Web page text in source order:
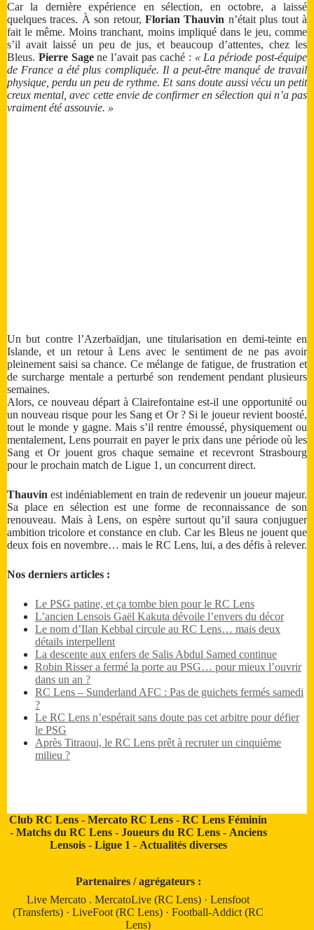
Car la dernière expérience en sélection, en octobre, a laissé
quelques traces. À son retour, Florian Thauvin n’était plus tout à
fait le même. Moins tranchant, moins impliqué dans le jeu, comme
s’il avait laissé un peu de jus, et beaucoup d’attentes, chez les
Bleus. Pierre Sagene l’avait pas caché : « La période post-équipe
de France a été plus compliquée. Il a peut-être manqué de travail
physique, perdu un peu de rythme. Et sans doute aussi vécu un petit
creux mental, avec cette envie de confirmer en sélection qui n’a pas
vraiment été assouvie. »
Un but contre l’Azerbaïdjan, une titularisation en demi-teinte en
Islande, et un retour à Lens avec le sentiment de ne pas avoir
pleinement saisi sa chance. Ce mélange de fatigue, de frustration et
de surcharge mentale a perturbé son rendement pendant plusieurs
semaines.
Alors, ce nouveau départ à Clairefontaine est-il une opportunité ou
un nouveau risque pour les Sang et Or ? Si le joueur revient boosté,
tout le monde y gagne. Mais s’il rentre émoussé, physiquement ou
mentalement, Lens pourrait en payer le prix dans une période où les
Sang et Or jouent gros chaque semaine et recevront Strasbourg
pour le prochain match de Ligue 1, un concurrent direct.
Thauvin est indéniablement en train de redevenir un joueur majeur.
Sa place en sélection est une forme de reconnaissance de son
renouveau. Mais à Lens, on espère surtout qu’il saura conjuguer
ambition tricolore et constance en club. Car les Bleus ne jouent que
deux fois en novembre… mais le RC Lens, lui, a des défis à relever.
Nos derniers articles :
Le PSG patine, et ça tombe bien pour le RC Lens
L’ancien Lensois Gaël Kakuta dévoile l’envers du décor
Le nom d’Ilan Kebbal circule au RC Lens… mais deux
détails interpellent
La descente aux enfers de Salis Abdul Samed continue
Robin Risser a fermé la porte au PSG… pour mieux l’ouvrir
dans un an ?
RC Lens – Sunderland AFC : Pas de guichets fermés samedi
?
Le RC Lens n’espérait sans doute pas cet arbitre pour défier
le PSG
Après Titraoui, le RC Lens prêt à recruter un cinquième
milieu ?
Club RC Lens -Mercato RC Lens -RC Lens Féminin
- Matchs du RC Lens- Joueurs du RC Lens- Anciens
Lensois- Ligue 1 - Actualités diverses
Partenaires / agrégateurs :
Live Mercato .MercatoLive (RC Lens) ·Lensfoot
(Transferts) ·LiveFoot (RC Lens) ·Football-Addict (RC
Lens)